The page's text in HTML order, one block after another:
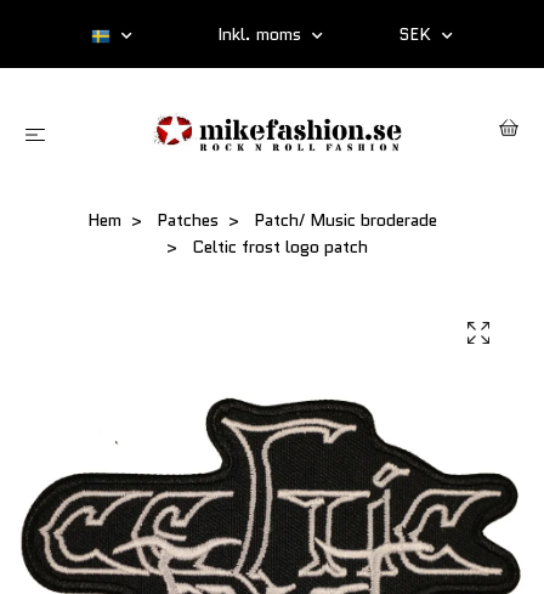
Inkl. moms SEK
Hem Patches
Patch/ Music broderade
Celtic frost logo patch